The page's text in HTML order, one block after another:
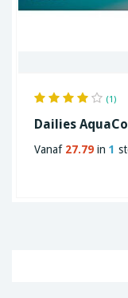
(1)
Dailies
Vanaf 27.79 in 1